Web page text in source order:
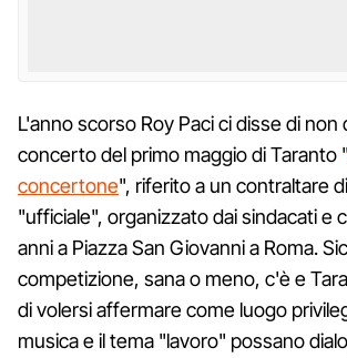
L'anno scorso Roy Paci ci disse di non
concerto del primo maggio di Taranto "
concertone", riferito a un contraltare
"ufficiale", organizzato dai sindacati e
anni a Piazza San Giovanni a Roma.
competizione, sana o meno, c'è e
di volersi affermare come luogo
musica e il tema "lavoro" possano